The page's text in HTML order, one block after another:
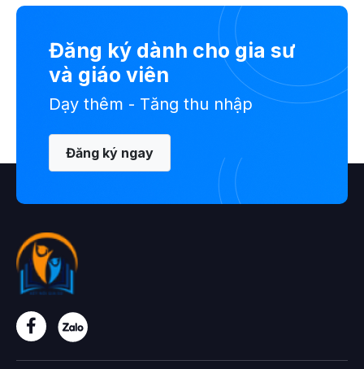
Đăng ký dành cho gia sư
và giáo viên
Dạy thêm - Tăng thu nhập
Đăng ký ngay